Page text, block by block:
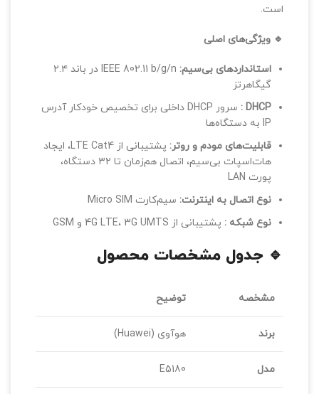
است.
🔹 ویژگی‌های اصلی
استانداردهای بی‌سیم:
IEEE 802.11 b/g/n در باند ۲.۴
گیگاهرتز
DHCP :
سرور DHCP داخلی برای تخصیص خودکار آدرس
IP به دستگاه‌ها
قابلیت‌های مودم و روتر:
پشتیبانی از LTE Cat4، ایجاد
هات‌اسپات بی‌سیم، اتصال هم‌زمان تا ۳۲ دستگاه،
پورت LAN
نوع اتصال به اینترنت: سیم‌کارت Micro SIM
نوع شبکه : پشتیبانی از 4G LTE، 3G UMTS و GSM
🔹 جدول مشخصات محصول
مشخصه توضیح
برند هوآوی (Huawei)
مدل E5180